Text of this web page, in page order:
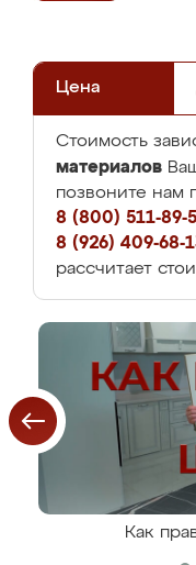
Цена
Стоимость
материалов
позвоните нам
8 (800) 511-89-
8 (926) 409-68-
рассчитает
Как